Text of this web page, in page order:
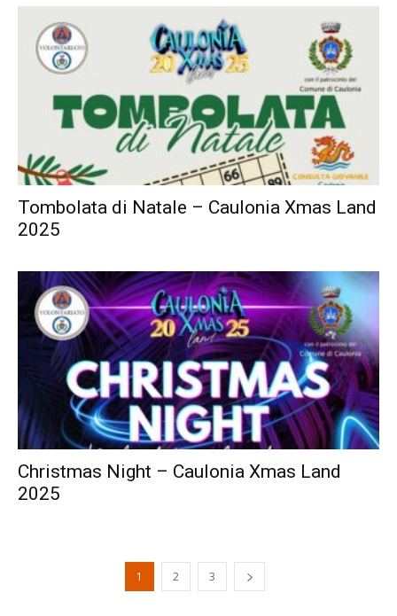
Tombolata di Natale – Caulonia Xmas Land
2025
Christmas Night – Caulonia Xmas Land
2025
1 2 3